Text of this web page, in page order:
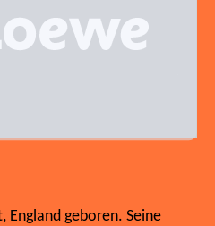
England geboren. Seine